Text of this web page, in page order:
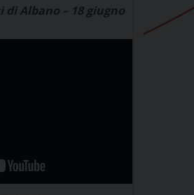
Albano – 18 giugno